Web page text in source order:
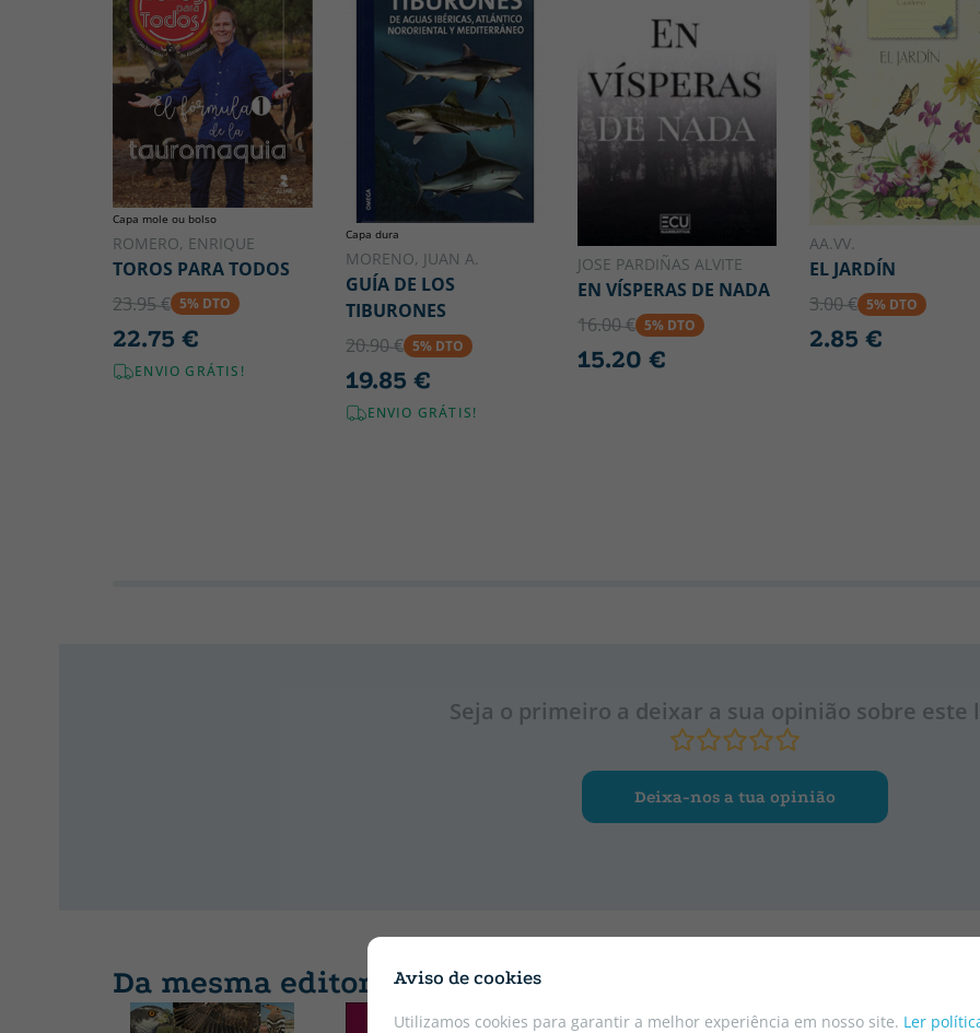
Aviso de cookies
Utilizamos cookies para garantir a melhor experiência em nosso site. Ler
Capa mole ou bolso
ROMERO, ENRIQUE
TOROS PARA TODOS
23.95 € 5% DTO
22.75 €
ENVIO GRÁTIS!
Capa dura
MORENO, JUAN A.
GUÍA DE LOS
TIBURONES
20.90 € 5% DTO
19.85 €
ENVIO GRÁTIS!
JOSE PARDIÑAS ALVITE
EN VÍSPERAS DE NADA
16.00 € 5% DTO
15.20 €
AA.VV.
EL JARDÍN
3.00 € 5% DTO
2.85 €
Seja o primeiro a deixar a sua opinião sobre este
Deixa-nos a tua opinião
Da mesma editora